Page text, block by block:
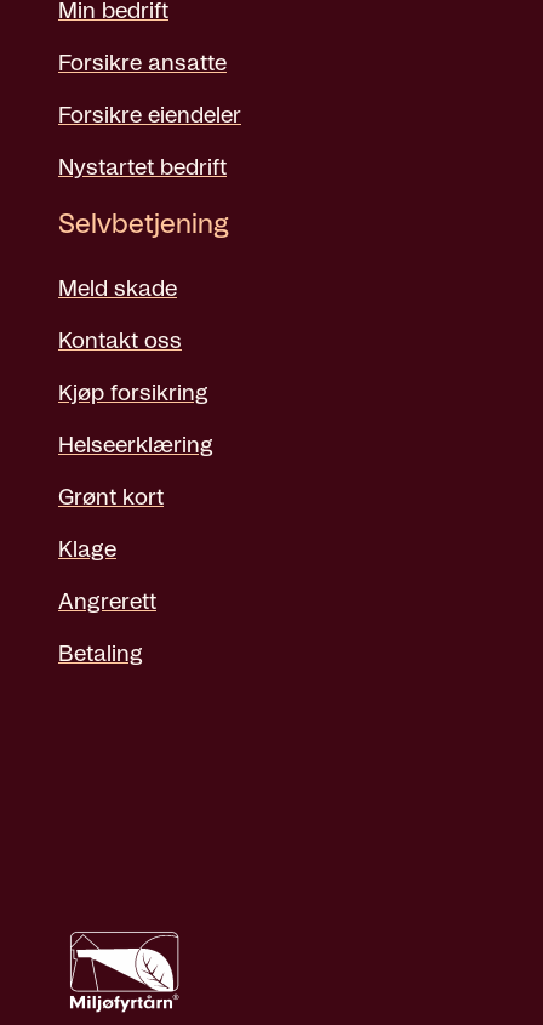
Min bedrift
Forsikre ansatte
Forsikre eiendeler
Nystartet bedrift
Selvbetjening
Meld skade
Kontakt oss
Kjøp forsikring
Helseerklæring
Grønt kort
Klage
Angrerett
Betaling